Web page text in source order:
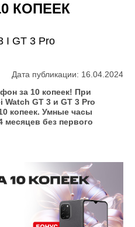
КОПЕЕК
I GT 3 Pro
Дата публикации: 16.04.2024
за 10 копеек! При
Watch GT 3 и GT 3 Pro
копеек. Умные часы
месяцев без первого